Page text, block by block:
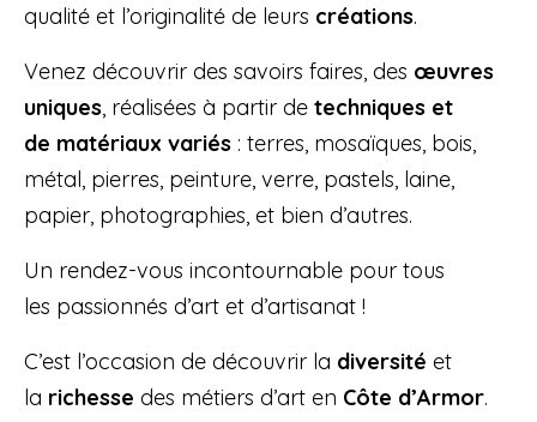
qualité et l’originalité de leurs créations.
Venez découvrir des savoirs faires, des œuvres
uniques , réalisées à partir de techniques et
de matériaux variés : terres, mosaïques, bois,
métal, pierres, peinture, verre, pastels, laine,
papier, photographies, et bien d’autres.
Un rendez-vous incontournable pour tous
les passionnés d’art et d’artisanat !
C’est l’occasion de découvrir la diversité et
la richesse des métiers d’art en Côte d’Armor.